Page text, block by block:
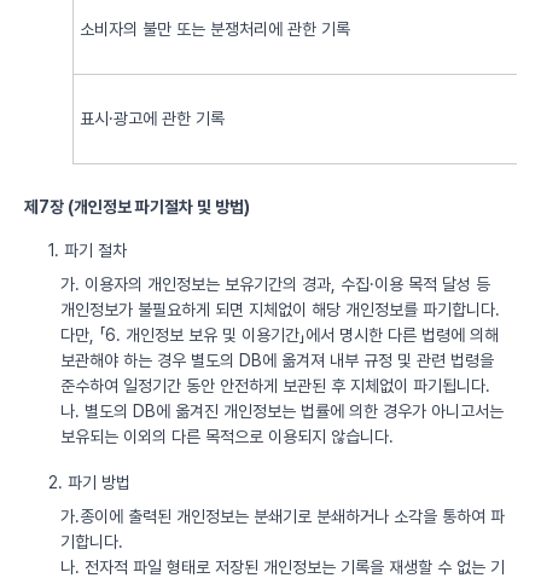
소비자의 불만 또는 분쟁처리에 관한 기록
표시·광고에 관한 기록
제7장 (개인정보 파기절차 및 방법)
1. 파기 절차
가. 이용자의 개인정보는 보유기간의 경과, 수집·이용 목적 달성 등
개인정보가 불필요하게 되면 지체없이 해당 개인정보를 파기합니다.
다만, 「6. 개인정보 보유 및 이용기간」에서 명시한 다른 법령에 의해
보관해야 하는 경우 별도의 DB에 옮겨져 내부 규정 및 관련 법령을
준수하여 일정기간 동안 안전하게 보관된 후 지체없이 파기됩니다.
나. 별도의 DB에 옮겨진 개인정보는 법률에 의한 경우가 아니고서는
보유되는 이외의 다른 목적으로 이용되지 않습니다.
2. 파기 방법
가.종이에 출력된 개인정보는 분쇄기로 분쇄하거나 소각을 통하여 파
기합니다.
나. 전자적 파일 형태로 저장된 개인정보는 기록을 재생할 수 없는 기